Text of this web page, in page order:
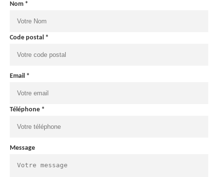
Nom *
Code postal *
Email *
Téléphone *
Message